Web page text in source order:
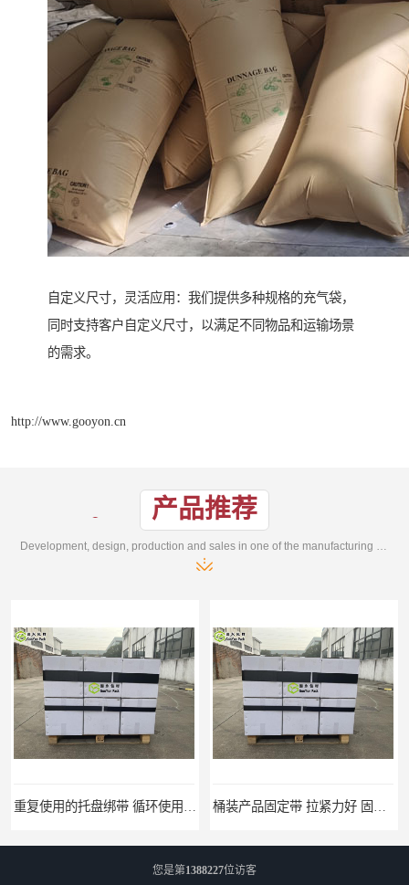
自定义尺寸，灵活应用：我们提供多种规格的充气袋，
同时支持客户自定义尺寸，以满足不同物品和运输场景
的需求。
http://www.gooyon.cn
产品推荐
您是第1388227位访客